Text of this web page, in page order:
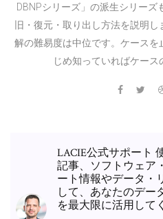
DBNPシリーズ」の派生シリー
旧・復元・取り出し方法を説明
解の難易度は中位です。ケース
じめ知っていればケー
LACIE公式サポート
記事、ソフトウェア
ート情報やデータ・
して、あなたのデー
を最大限に活用して